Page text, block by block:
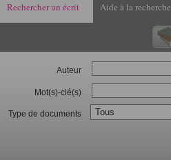
Rechercher un écrit Aide à la recherche
Auteur
Mot(s)-clé(s)
Type de documents